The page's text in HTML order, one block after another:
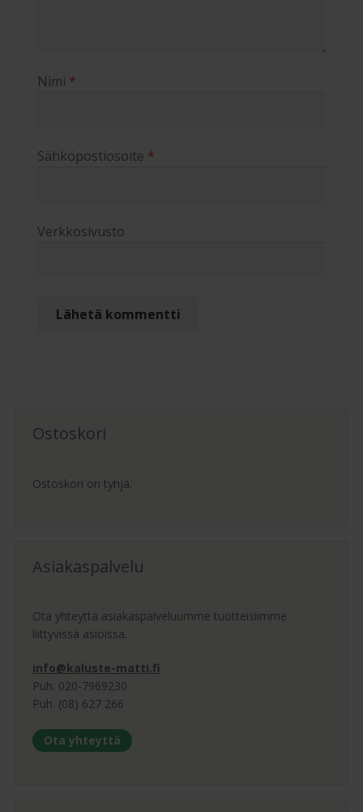
Nimi *
Sähköpostiosoite *
Verkkosivusto
Ostoskori
Ostoskori on tyhjä.
Asiakaspalvelu
Ota yhteyttä asiakaspalveluumme tuotteisiimme
liittyvissä asioissa.
info@kaluste-matti.fi
Puh. 020-7969230
Puh. (08) 627 266
Ota yhteyttä